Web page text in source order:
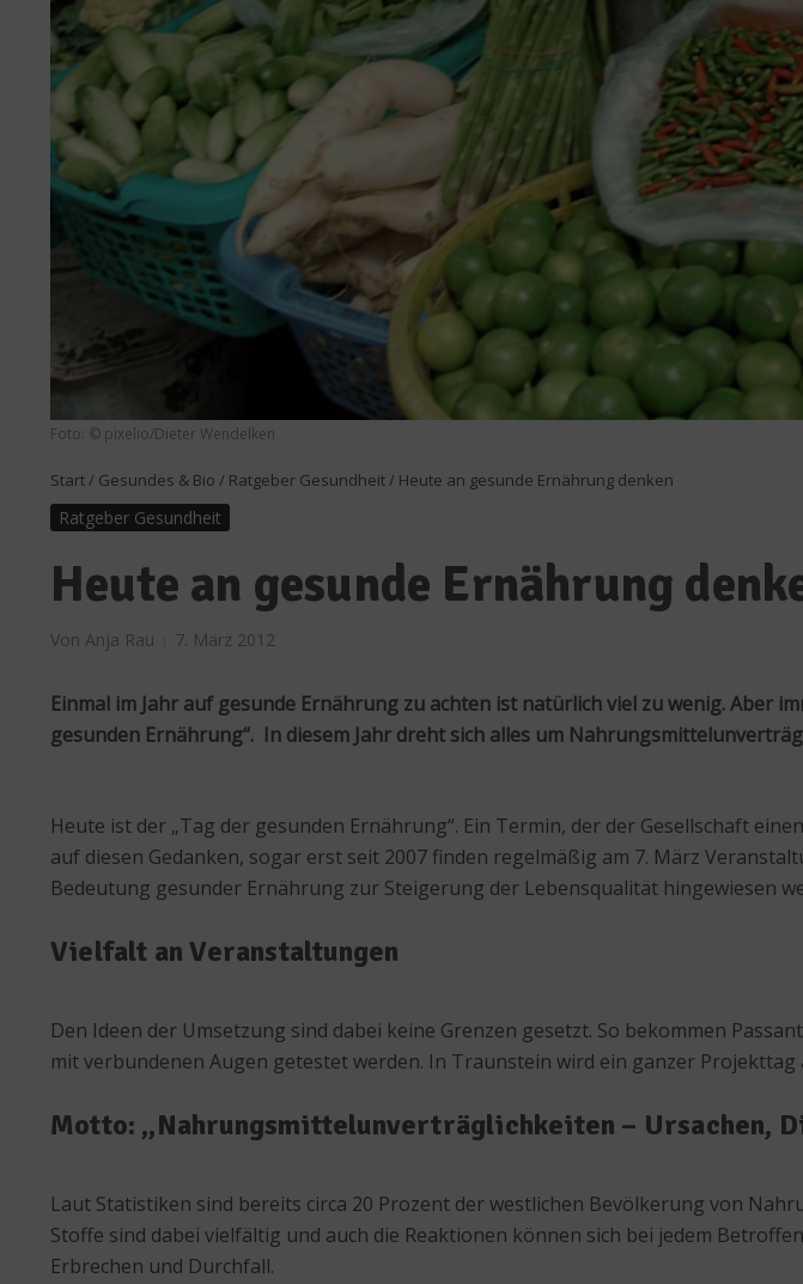
Foto: © pixelio/Dieter Wendelken
Start/ Gesundes & Bio / Ratgeber Gesundheit/ Heute an gesunde Ernährung denken
Ratgeber Gesundheit
Heute an gesunde Ernährung
Von Anja Rau 7. März 2012
Einmal im Jahr auf gesunde Ernährung zu achten ist natürlich viel zu wenig. Aber
gesunden Ernährung“. In diesem Jahr dreht sich alles um
Heute ist der „Tag der gesunden Ernährung“. Ein Termin, der der Gesellschaft
auf diesen Gedanken, sogar erst seit 2007 finden regelmäßig am 7. März
Bedeutung gesunder Ernährung zur Steigerung der Lebensqualität hingewiesen
Vielfalt an Veranstaltungen
Den Ideen der Umsetzung sind dabei keine Grenzen gesetzt. So bekommen
mit verbundenen Augen getestet werden. In Traunstein wird ein ganzer
Motto: „Nahrungsmittelunverträglichkeiten – Ursachen,
Laut Statistiken sind bereits circa 20 Prozent der westlichen Bevölkerung von
Stoffe sind dabei vielfältig und auch die Reaktionen können sich bei jedem
Erbrechen und Durchfall.